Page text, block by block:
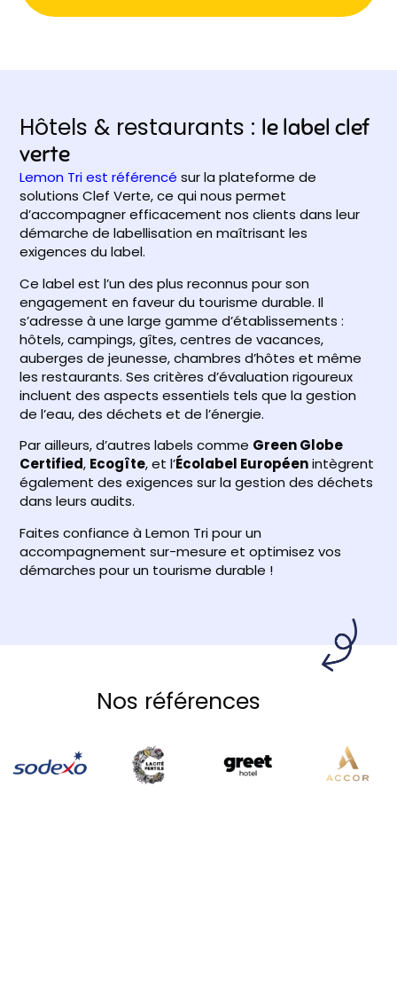
Hôtels & restaurants : le label clef
verte
Lemon Tri est référencé sur la plateforme de
solutions Clef Verte, ce qui nous permet
d’accompagner efficacement nos clients dans leur
démarche de labellisation en maîtrisant les
exigences du label.
Ce label est l’un des plus reconnus pour son
engagement en faveur du tourisme durable. Il
s’adresse à une large gamme d’établissements :
hôtels, campings, gîtes, centres de vacances,
auberges de jeunesse, chambres d’hôtes et même
les restaurants. Ses critères d’évaluation rigoureux
incluent des aspects essentiels tels que la gestion
de l’eau, des déchets et de l’énergie.
Par ailleurs, d’autres labels comme Green Globe
Certified, Ecogîte, et l’Écolabel Européenintègrent
également des exigences sur la gestion des déchets
dans leurs audits.
Faites confiance à Lemon Tri pour un
accompagnement sur-mesure et optimisez vos
démarches pour un tourisme durable !
Nos références